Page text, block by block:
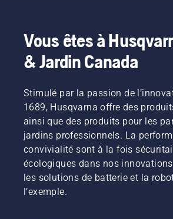
Vous êtes à
& Jardin Canada
Stimulé par la passion de
1689, Husqvarna offre des
ainsi que des produits pour les
jardins professionnels. La
convivialité sont à la fois
écologiques dans nos
les solutions de batterie et la
l’exemple.